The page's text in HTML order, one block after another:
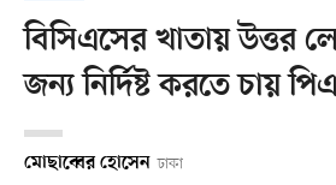
বিসিএসের খাতায় উত্তর
জন্য নির্দিষ্ট করতে চায়
মোছাব্বের হোসেন ঢাকা